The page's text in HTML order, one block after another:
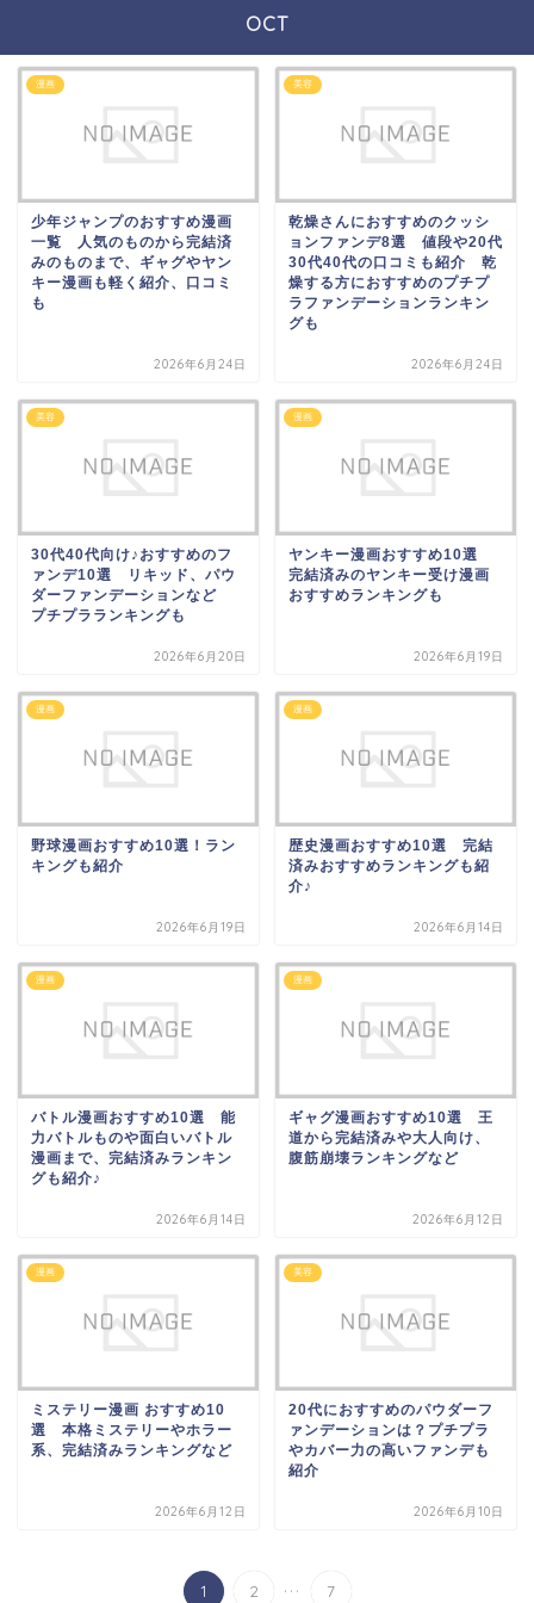
OCT
漫画
少年ジャンプのおすすめ漫画
一覧 人気のものから完結済
みのものまで、ギャグやヤン
キー漫画も軽く紹介、口コミ
も
2026年6月24日
美容
乾燥さんにおすすめのクッシ
ョンファンデ8選 値段や20代
30代40代の口コミも紹介 乾
燥する方におすすめのプチプ
ラファンデーションランキン
グも
2026年6月24日
美容
30代40代向け♪おすすめのフ
ァンデ10選 リキッド、パウ
ダーファンデーションなど
プチプラランキングも
2026年6月20日
漫画
ヤンキー漫画おすすめ10選
完結済みのヤンキー受け漫画
おすすめランキングも
2026年6月19日
漫画
野球漫画おすすめ10選！ラン
キングも紹介
2026年6月19日
漫画
歴史漫画おすすめ10選 完結
済みおすすめランキングも紹
介♪
2026年6月14日
漫画
バトル漫画おすすめ10選 能
力バトルものや面白いバトル
漫画まで、完結済みランキン
グも紹介♪
2026年6月14日
漫画
ギャグ漫画おすすめ10選 王
道から完結済みや大人向け、
腹筋崩壊ランキングなど
2026年6月12日
漫画
ミステリー漫画 おすすめ10
選 本格ミステリーやホラー
系、完結済みランキングなど
2026年6月12日
美容
20代におすすめのパウダーフ
ァンデーションは？プチプラ
やカバー力の高いファンデも
紹介
2026年6月10日
1 2 ... 7